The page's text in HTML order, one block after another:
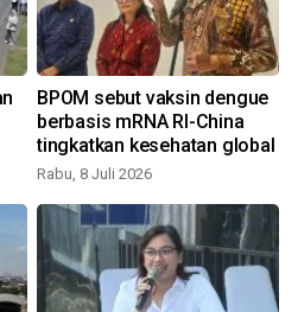
BPOM sebut vaksin dengue
berbasis mRNA RI-China
tingkatkan kesehatan global
Rabu, 8 Juli 2026